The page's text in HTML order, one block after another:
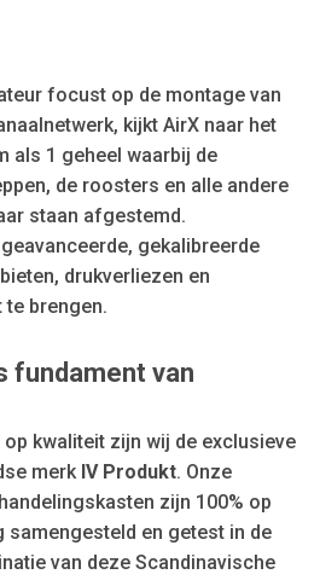
focust op de montage van
kijkt AirX naar het
als 1 geheel waarbij de
de roosters en alle andere
staan afgestemd.
gekalibreerde
drukverliezen en
te brengen.
fundament van
kwaliteit zijn wij de exclusieve
merk IV Produkt. Onze
zijn 100% op
samengesteld en getest in de
van deze Scandinavische